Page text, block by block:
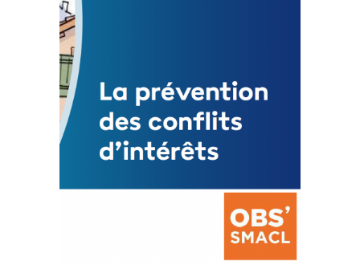
Mise à jour avril 2024
FEUILLETER